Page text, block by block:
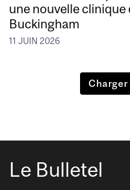
une nouvelle clinique
Buckingham
11 JUIN 2026
Le Bulletel